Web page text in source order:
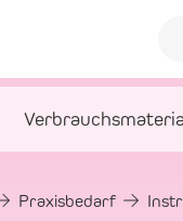
Praxisbedarf